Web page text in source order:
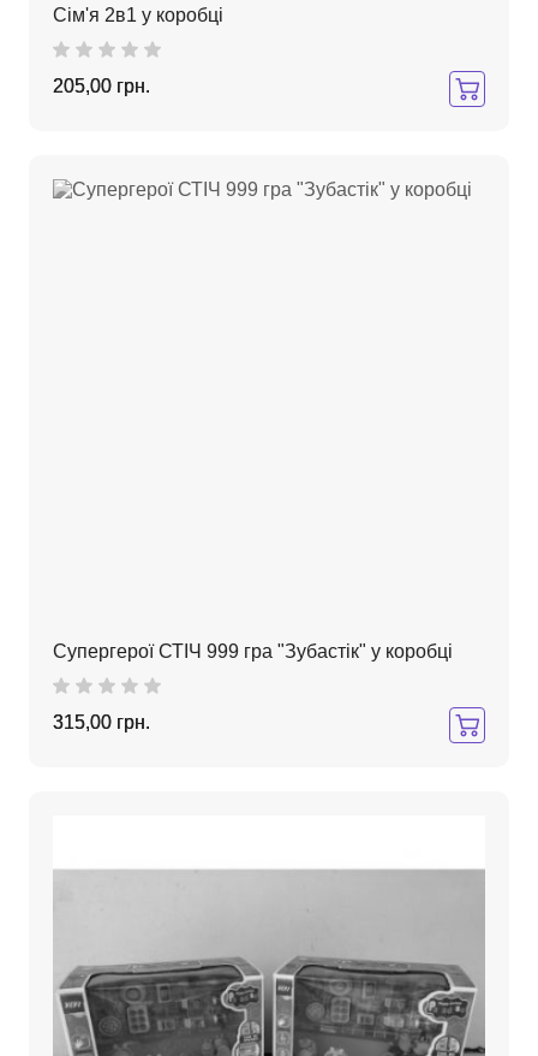
Сім'я 2в1 у коробці
205,00 грн.
Супергерої СТІЧ 999 гра "Зубастік" у коробці
315,00 грн.